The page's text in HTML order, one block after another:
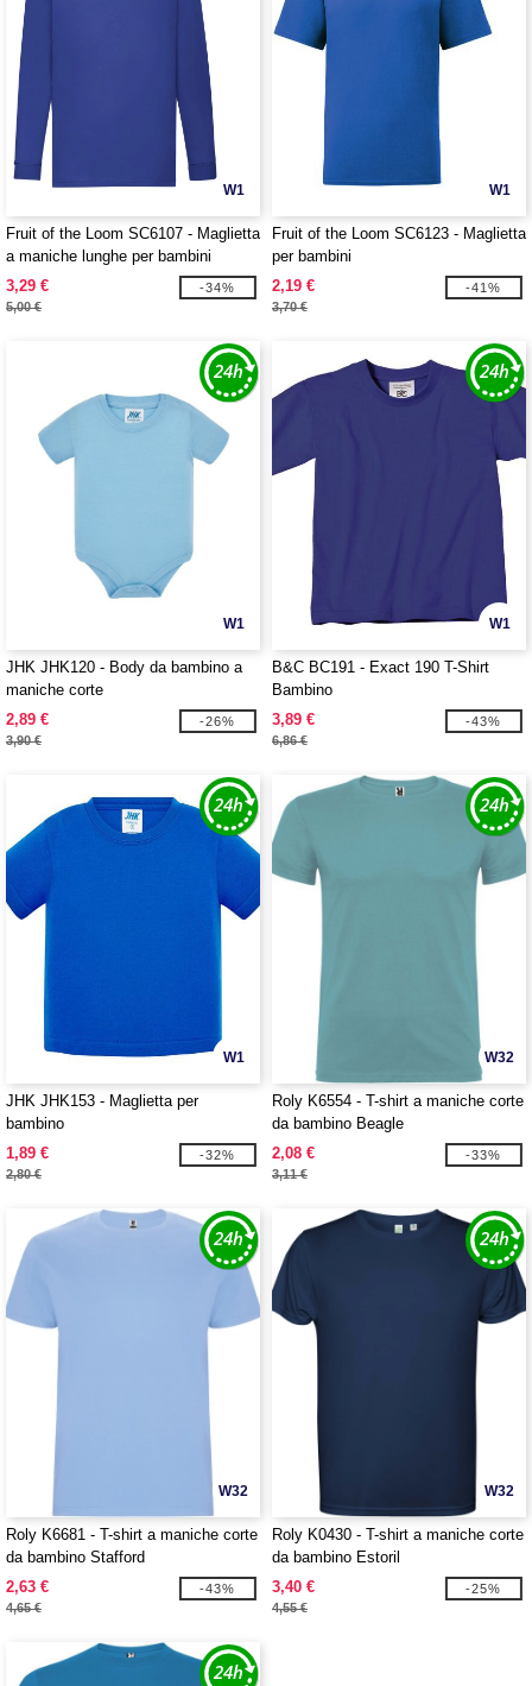
W1
Fruit of the Loom SC6107 - Maglietta
a maniche lunghe per bambini
3,29 €
5,00 €
-34%
W1
Fruit of the Loom SC6123 - Maglietta
per bambini
2,19 €
3,70 €
-41%
W1
JHK JHK120 - Body da bambino a
maniche corte
2,89 €
3,90 €
-26%
W1
B&C BC191 - Exact 190 T-Shirt
Bambino
3,89 €
6,86 €
-43%
W1
JHK JHK153 - Maglietta per
bambino
1,89 €
2,80 €
-32%
W32
Roly K6554 - T-shirt a maniche corte
da bambino Beagle
2,08 €
3,11 €
-33%
W32
Roly K6681 - T-shirt a maniche corte
da bambino Stafford
2,63 €
4,65 €
-43%
W32
Roly K0430 - T-shirt a maniche corte
da bambino Estoril
3,40 €
4,55 €
-25%